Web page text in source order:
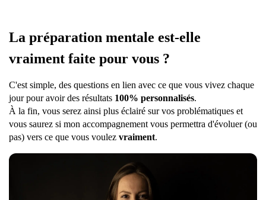
La préparation mentale est-elle
vraiment faite pour vous ?
C'est simple, des questions en lien avec ce que vous vivez chaque
jour pour avoir des résultats 100% personnalisés.
À la fin, vous serez ainsi plus éclairé sur vos problématiques et
vous saurez si mon accompagnement vous permettra d'évoluer (ou
pas) vers ce que vous voulez vraiment.